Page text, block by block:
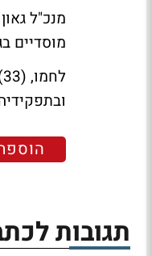
מנכ"ל
מוסדיים
תגובות